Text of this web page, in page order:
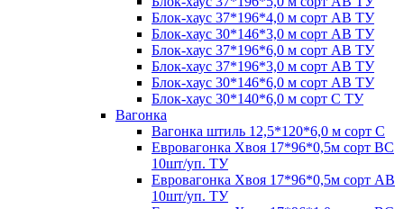
Блок-хаус 37*196*4,0 м сорт АВ ТУ
Блок-хаус 30*146*3,0 м сорт АВ ТУ
Блок-хаус 37*196*6,0 м сорт АВ ТУ
Блок-хаус 37*196*3,0 м сорт АВ ТУ
Блок-хаус 30*146*6,0 м сорт АВ ТУ
Блок-хаус 30*140*6,0 м сорт С ТУ
Вагонка
Вагонка штиль 12,5*120*6,0 м сорт С
Евровагонка Хвоя 17*96*0,5м сорт ВС
10шт/уп. ТУ
Евровагонка Хвоя 17*96*0,5м сорт АВ
10шт/уп. ТУ